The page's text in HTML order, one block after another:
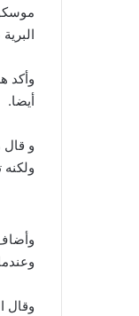
وأكد
أيضا.
و قال
وقال